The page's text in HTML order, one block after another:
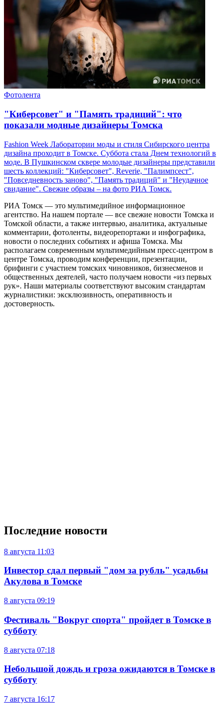
Фотолента
"Киберсовет" и "Память традиций": что
показали модные дизайнеры Томска
Fashion Week Лаборатории моды и стиля Сибирского центра
дизайна проходит в Томске. Суббота стала Днем технологий в
моде. В Пушкинском сквере молодые дизайнеры представили
шесть коллекций: "Киберсовет", Reverie, "Палимпсест",
"Повседневность заново", "Память традиций" и "Неудачное
свидание". Свежие образы – на фото РИА Томск.
РИА Томск — это мультимедийное информационное
агентство. На нашем портале — все свежие новости Томска и
Томской области, а также интервью, аналитика, актуальные
комментарии, фотоленты, видеорепортажи и инфографика,
новости о последних событиях и афиша Томска. Мы
располагаем современным мультимедийным пресс-центром в
центре Томска, проводим конференции, презентации,
брифинги с участием томских чиновников, бизнесменов и
общественных деятелей, часто получаем новости «из первых
рук». Наши материалы соответствуют высоким стандартам
журналистики: эксклюзивность, оперативность и
достоверность.
Последние новости
8 августа 11:03
Инвестор сдал первый "дом за рубль" усадьбы
Акулова в Томске
8 августа 09:19
Фестиваль "Вокруг спорта" пройдет в Томске в
субботу
8 августа 07:18
Небольшой дождь и гроза ожидаются в Томске в
субботу
7 августа 16:17